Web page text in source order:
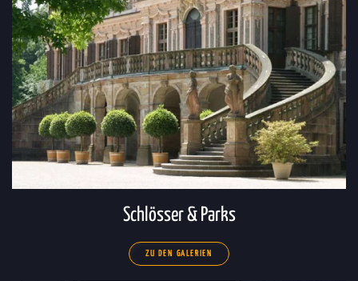
Schlösser & Parks
ZU DEN GALERIEN